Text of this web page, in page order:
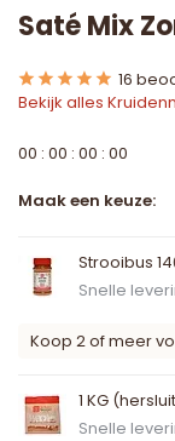
Saté Mix
16
Bekijk alles
00 : 00 : 00 : 00
Maak een keuze:
Strooibus
Snelle
Koop 2 of meer
1 KG
Snelle